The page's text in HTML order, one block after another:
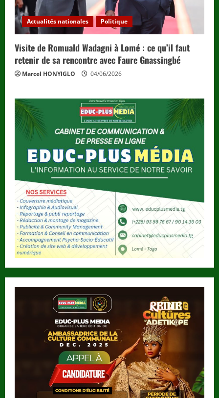
Actualités nationales Politique
Visite de Romuald Wadagni à Lomé : ce qu’il faut
retenir de sa rencontre avec Faure Gnassingbé
Marcel HONYIGLO 04/06/2026